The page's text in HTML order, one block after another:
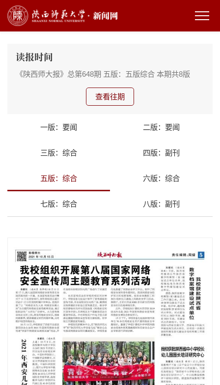
读报时间
《陕西师大报》总第648期 五版：五版综合 本期共8版
查看往期
一版：要闻 二版：要闻
三版：综合 四版：副刊
五版：综合 六版：综合
七版：综合 八版：副刊